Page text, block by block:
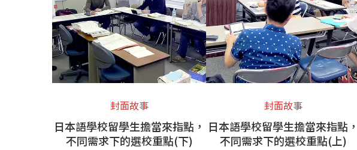
封面故事
日本語學校留學生擔當來指點，
不同需求下的選校重點(下)
封面故事
日本語學校留學生擔當來指點，
不同需求下的選校重點(上)